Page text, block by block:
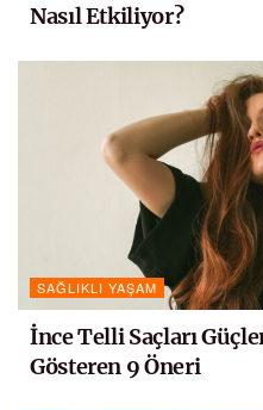
Nasıl Etkiliyor?
SAĞLIKLI YAŞAM
İnce Telli Saçları
Gösteren 9 Öneri